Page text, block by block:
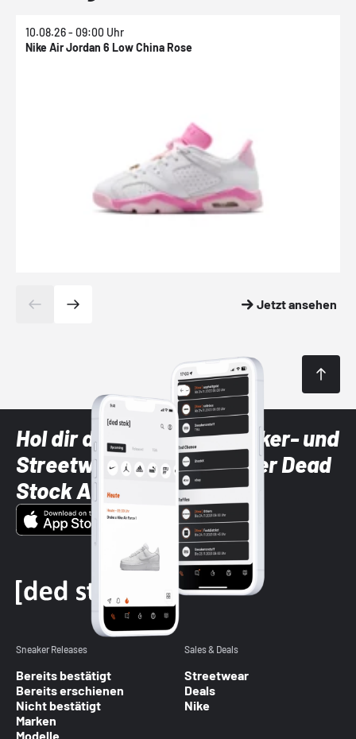
10.08.26 - 09:00 Uhr
Nike Air Jordan 6 Low China Rose
Jetzt ansehen
Hol dir die neuesten Sneaker- und
Streetwear-Brands mit der Dead
Stock App
Sneaker Releases
Bereits bestätigt
Bereits erschienen
Nicht bestätigt
Marken
Modelle
Sales & Deals
Streetwear
Deals
Nike